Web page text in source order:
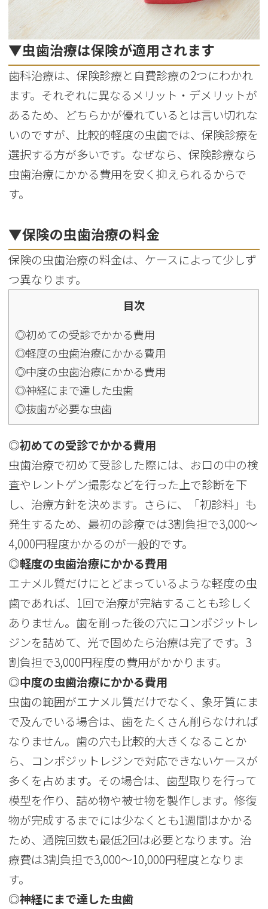
▼虫歯治療は保険が適用されます
歯科治療は、保険診療と自費診療の2つにわかれ
ます。それぞれに異なるメリット・デメリットが
あるため、どちらかが優れているとは言い切れな
いのですが、比較的軽度の虫歯では、保険診療を
選択する方が多いです。なぜなら、保険診療なら
虫歯治療にかかる費用を安く抑えられるからで
す。
▼保険の虫歯治療の料金
保険の虫歯治療の料金は、ケースによって少しず
つ異なります。
目次
◎初めての受診でかかる費用
◎軽度の虫歯治療にかかる費用
◎中度の虫歯治療にかかる費用
◎神経にまで達した虫歯
◎抜歯が必要な虫歯
◎初めての受診でかかる費用
虫歯治療で初めて受診した際には、お口の中の検
査やレントゲン撮影などを行った上で診断を下
し、治療方針を決めます。さらに、「初診料」も
発生するため、最初の診療では3割負担で3,000～
4,000円程度かかるのが一般的です。
◎軽度の虫歯治療にかかる費用
エナメル質だけにとどまっているような軽度の虫
歯であれば、1回で治療が完結することも珍しく
ありません。歯を削った後の穴にコンポジットレ
ジンを詰めて、光で固めたら治療は完了です。3
割負担で3,000円程度の費用がかかります。
◎中度の虫歯治療にかかる費用
虫歯の範囲がエナメル質だけでなく、象牙質にま
で及んでいる場合は、歯をたくさん削らなければ
なりません。歯の穴も比較的大きくなることか
ら、コンポジットレジンで対応できないケースが
多くを占めます。その場合は、歯型取りを行って
模型を作り、詰め物や被せ物を製作します。修復
物が完成するまでには少なくとも1週間はかかる
ため、通院回数も最低2回は必要となります。治
療費は3割負担で3,000～10,000円程度となりま
す。
◎神経にまで達した虫歯